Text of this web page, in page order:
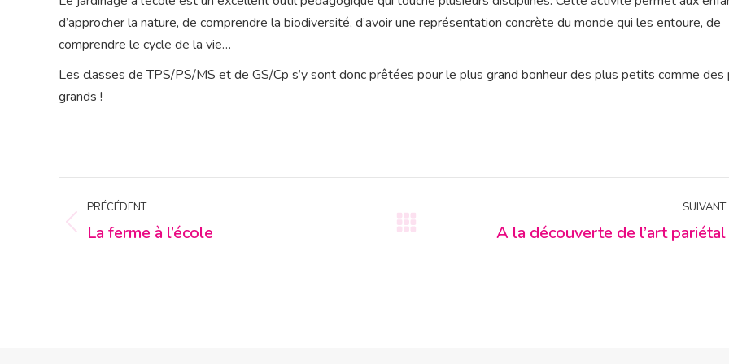
d’approcher la nature, de comprendre la biodiversité, d’avoir une représentation concrète du monde qui les entoure, de
comprendre le cycle de la vie…
Les classes de TPS/PS/MS et de GS/Cp s’y sont donc prêtées pour le plus grand bonheur des plus petits comme des
grands !
ARTICLE
PRÉCÉDENT
Article
La ferme à l’école
SUIVANT
A la découverte de l’art pariétal